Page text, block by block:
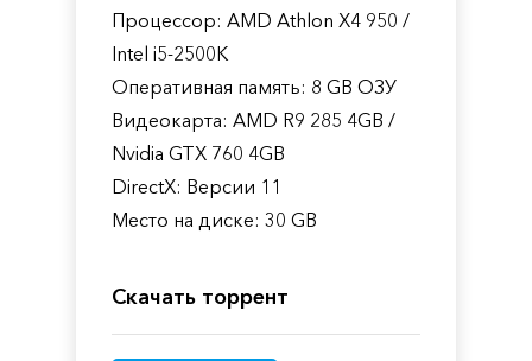
Процессор: AMD Athlon X4 950 /
Intel i5-2500K
Оперативная память: 8 GB ОЗУ
Видеокарта: AMD R9 285 4GB /
Nvidia GTX 760 4GB
DirectX: Версии 11
Место на диске: 30 GB
Скачать торрент